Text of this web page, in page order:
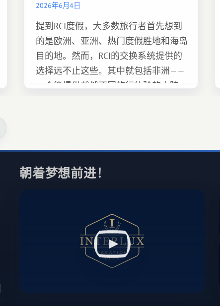
2026年6月4日
提到RCI度假，大多数旅行者首先想到
的是欧洲、亚洲、热门度假胜地和海岛
目的地。然而，RCI的交换系统提供的
选择远不止这些。其中就包括非洲——
一个能提供截然不同旅行体验的大陆。
朝着梦想前进！